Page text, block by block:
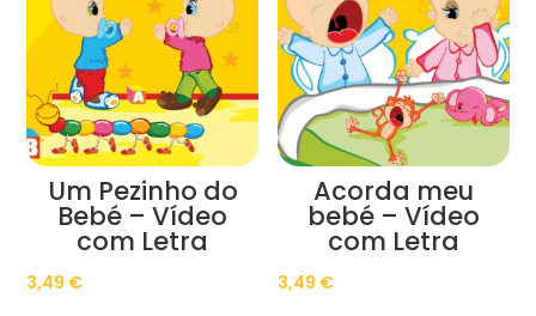
Um Pezinho do
Bebé – Vídeo
com Letra
3,49 €
Acorda meu
bebé – Vídeo
com Letra
3,49 €